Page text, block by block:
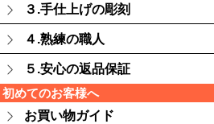
３.手仕上げの彫刻
４.熟練の職人
５.安心の返品保証
初めてのお客様へ
お買い物ガイド